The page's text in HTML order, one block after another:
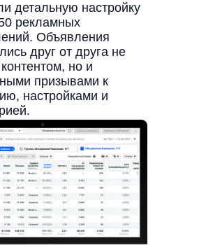
детальную настройку
рекламных
Объявления
друг от друга не
но и
призывами к
настройками и